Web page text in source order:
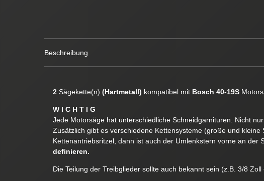
Beschreibung
2Sägekette(n) (Hartmetall) kompatibel mit Bosch 40-19S
W I C H T I G
Jede Motorsäge hat unterschiedliche Schneidgarnituren. Nicht
Zusätzlich gibt es verschiedene Kettensysteme (große und
Kettenantriebsritzel, dann ist auch der Umlenkstern vorne an der
definieren.
Die Teilung der Treibglieder sollte auch bekannt sein (z.B. 3/8 Zoll